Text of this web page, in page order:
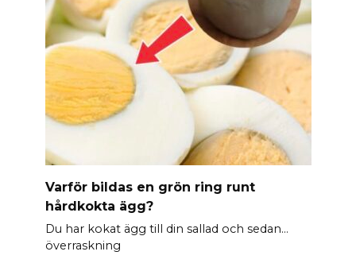
Varför bildas en grön ring runt
hårdkokta ägg?
Du har kokat ägg till din sallad och sedan…
överraskning